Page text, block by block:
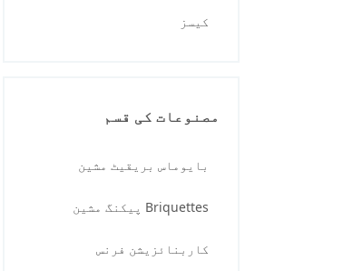
کیسز
مصنوعات کی قسم
بایوماس بریقیٹ مشین
Briquettes پیکنگ مشین
کاربنائزیشن فرنس